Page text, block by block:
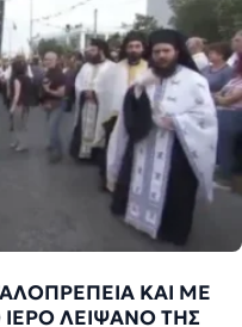
ΚΑΙ ΜΕ
ΛΕΙΨΑΝΟ ΤΗΣ